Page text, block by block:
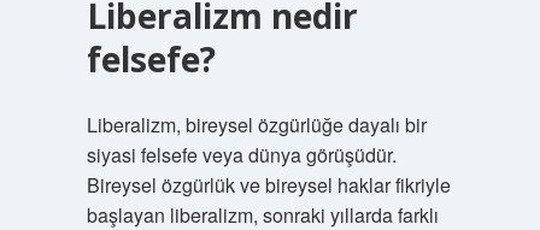
Liberalizm nedir
felsefe?
Liberalizm, bireysel özgürlüğe dayalı bir
siyasi felsefe veya dünya görüşüdür.
Bireysel özgürlük ve bireysel haklar fikriyle
başlayan liberalizm, sonraki yıllarda farklı